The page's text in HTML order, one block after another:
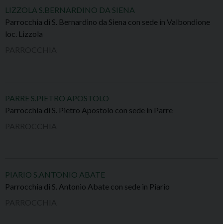
LIZZOLA S.BERNARDINO DA SIENA
Parrocchia di S. Bernardino da Siena con sede in Valbondione
loc. Lizzola
PARRE S.PIETRO APOSTOLO
Parrocchia di S. Pietro Apostolo con sede in Parre
PIARIO S.ANTONIO ABATE
Parrocchia di S. Antonio Abate con sede in Piario